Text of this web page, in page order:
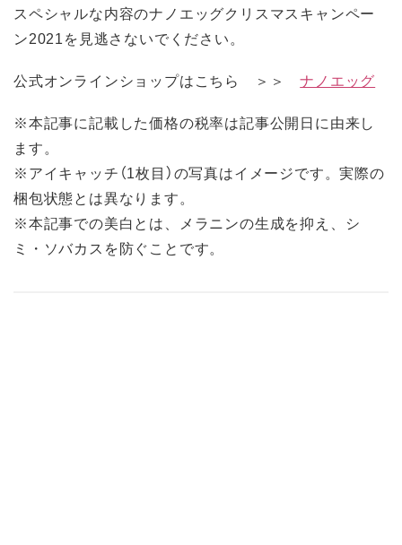
スペシャルな内容のナノエッグクリスマスキャンペー
ン2021を見逃さないでください。
公式オンラインショップはこちら ＞＞ナノエッグ
※本記事に記載した価格の税率は記事公開日に由来し
ます。
※アイキャッチ（1枚目）の写真はイメージです。実際の
梱包状態とは異なります。
※本記事での美白とは、メラニンの生成を抑え、シ
ミ・ソバカスを防ぐことです。